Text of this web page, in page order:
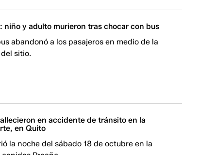
niño y adulto murieron tras chocar con bus
abandonó a los pasajeros en medio de la
sitio.
en accidente de tránsito en la
en Quito
la noche del sábado 18 de octubre en la